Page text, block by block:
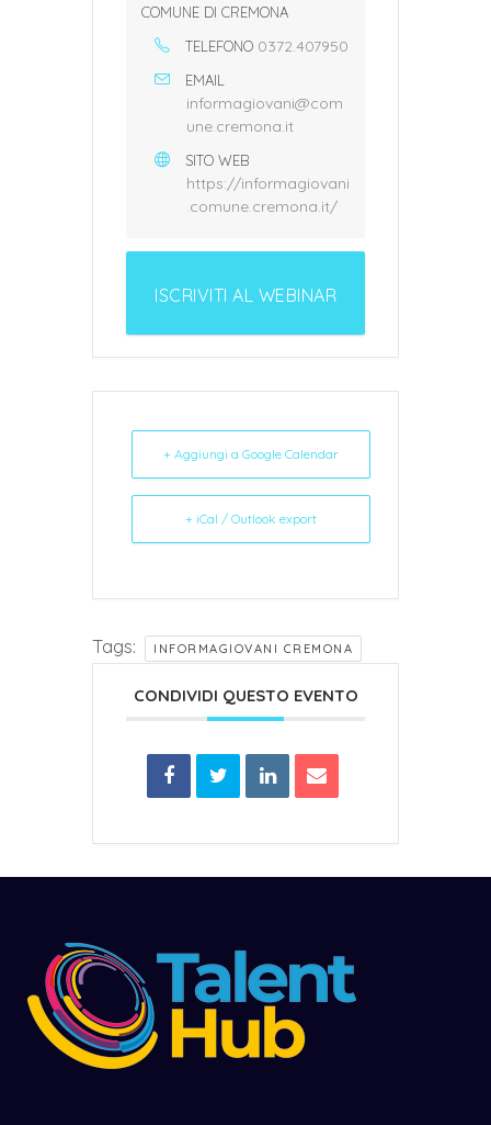
COMUNE DI CREMONA
TELEFONO 0372.407950
EMAIL
informagiovani@com
une.cremona.it
SITO WEB
https://informagiovani
.comune.cremona.it/
ISCRIVITI AL WEBINAR
+ Aggiungi a Google Calendar
+ iCal / Outlook export
Tags: INFORMAGIOVANI CREMONA
CONDIVIDI QUESTO EVENTO